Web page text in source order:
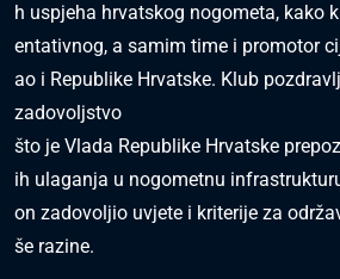
h uspjeha hrvatskog nogometa, kako
entativnog, a samim time i promotor
ao i Republike Hrvatske. Klub
zadovoljstvo
što je Vlada Republike Hrvatske
ih ulaganja u nogometnu
on zadovoljio uvjete i kriterije za
še razine.